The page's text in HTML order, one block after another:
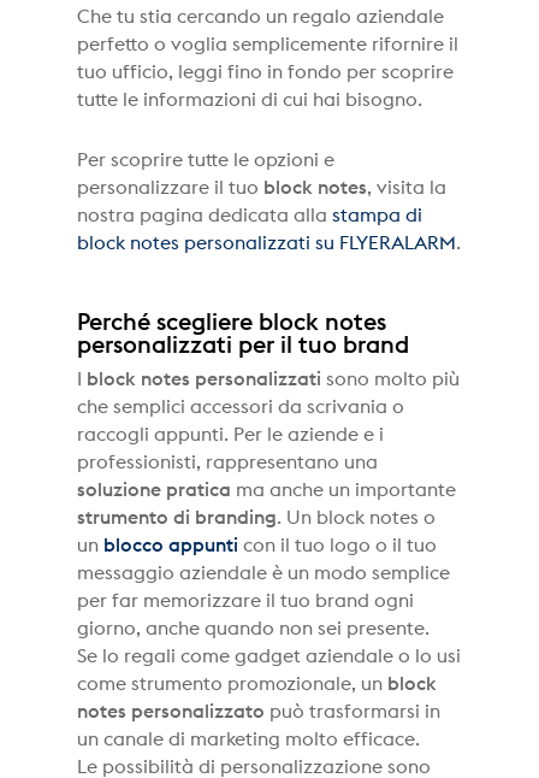
Che tu stia cercando un regalo aziendale
perfetto o voglia semplicemente rifornire il
tuo ufficio, leggi fino in fondo per scoprire
tutte le informazioni di cui hai bisogno.
Per scoprire tutte le opzioni e
personalizzare il tuo block notes, visita la
nostra pagina dedicata alla stampa di
block notes personalizzati su FLYERALARM.
Perché scegliere block notes
personalizzati per il tuo brand
block notes personalizzati sono molto più
che semplici accessori da scrivania o
raccogli appunti. Per le aziende e i
professionisti, rappresentano una
soluzione pratica ma anche un importante
strumento di branding. Un block notes o
un blocco appunti con il tuo logo o il tuo
messaggio aziendale è un modo semplice
per far memorizzare il tuo brand ogni
giorno, anche quando non sei presente.
Se lo regali come gadget aziendale o lo usi
come strumento promozionale, un block
notes personalizzato può trasformarsi in
un canale di marketing molto efficace.
Le possibilità di personalizzazione sono